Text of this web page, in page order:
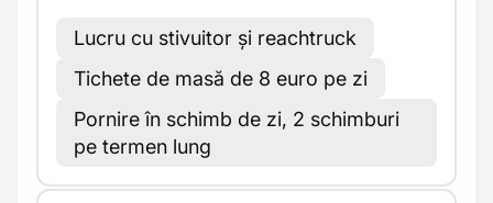
Lucru cu stivuitor și reachtruck
Tichete de masă de 8 euro pe zi
Pornire în schimb de zi, 2 schimburi
pe termen lung